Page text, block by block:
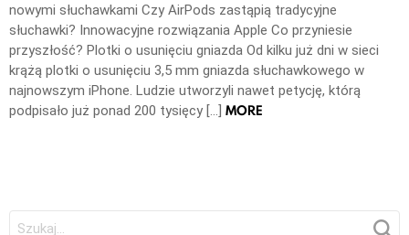
nowymi słuchawkami Czy AirPods zastąpią tradycyjne
słuchawki? Innowacyjne rozwiązania Apple Co przyniesie
przyszłość? Plotki o usunięciu gniazda Od kilku już dni w sieci
krążą plotki o usunięciu 3,5 mm gniazda słuchawkowego w
najnowszym iPhone. Ludzie utworzyli nawet petycję, którą
podpisało już ponad 200 tysięcy […] MORE
Szukaj: